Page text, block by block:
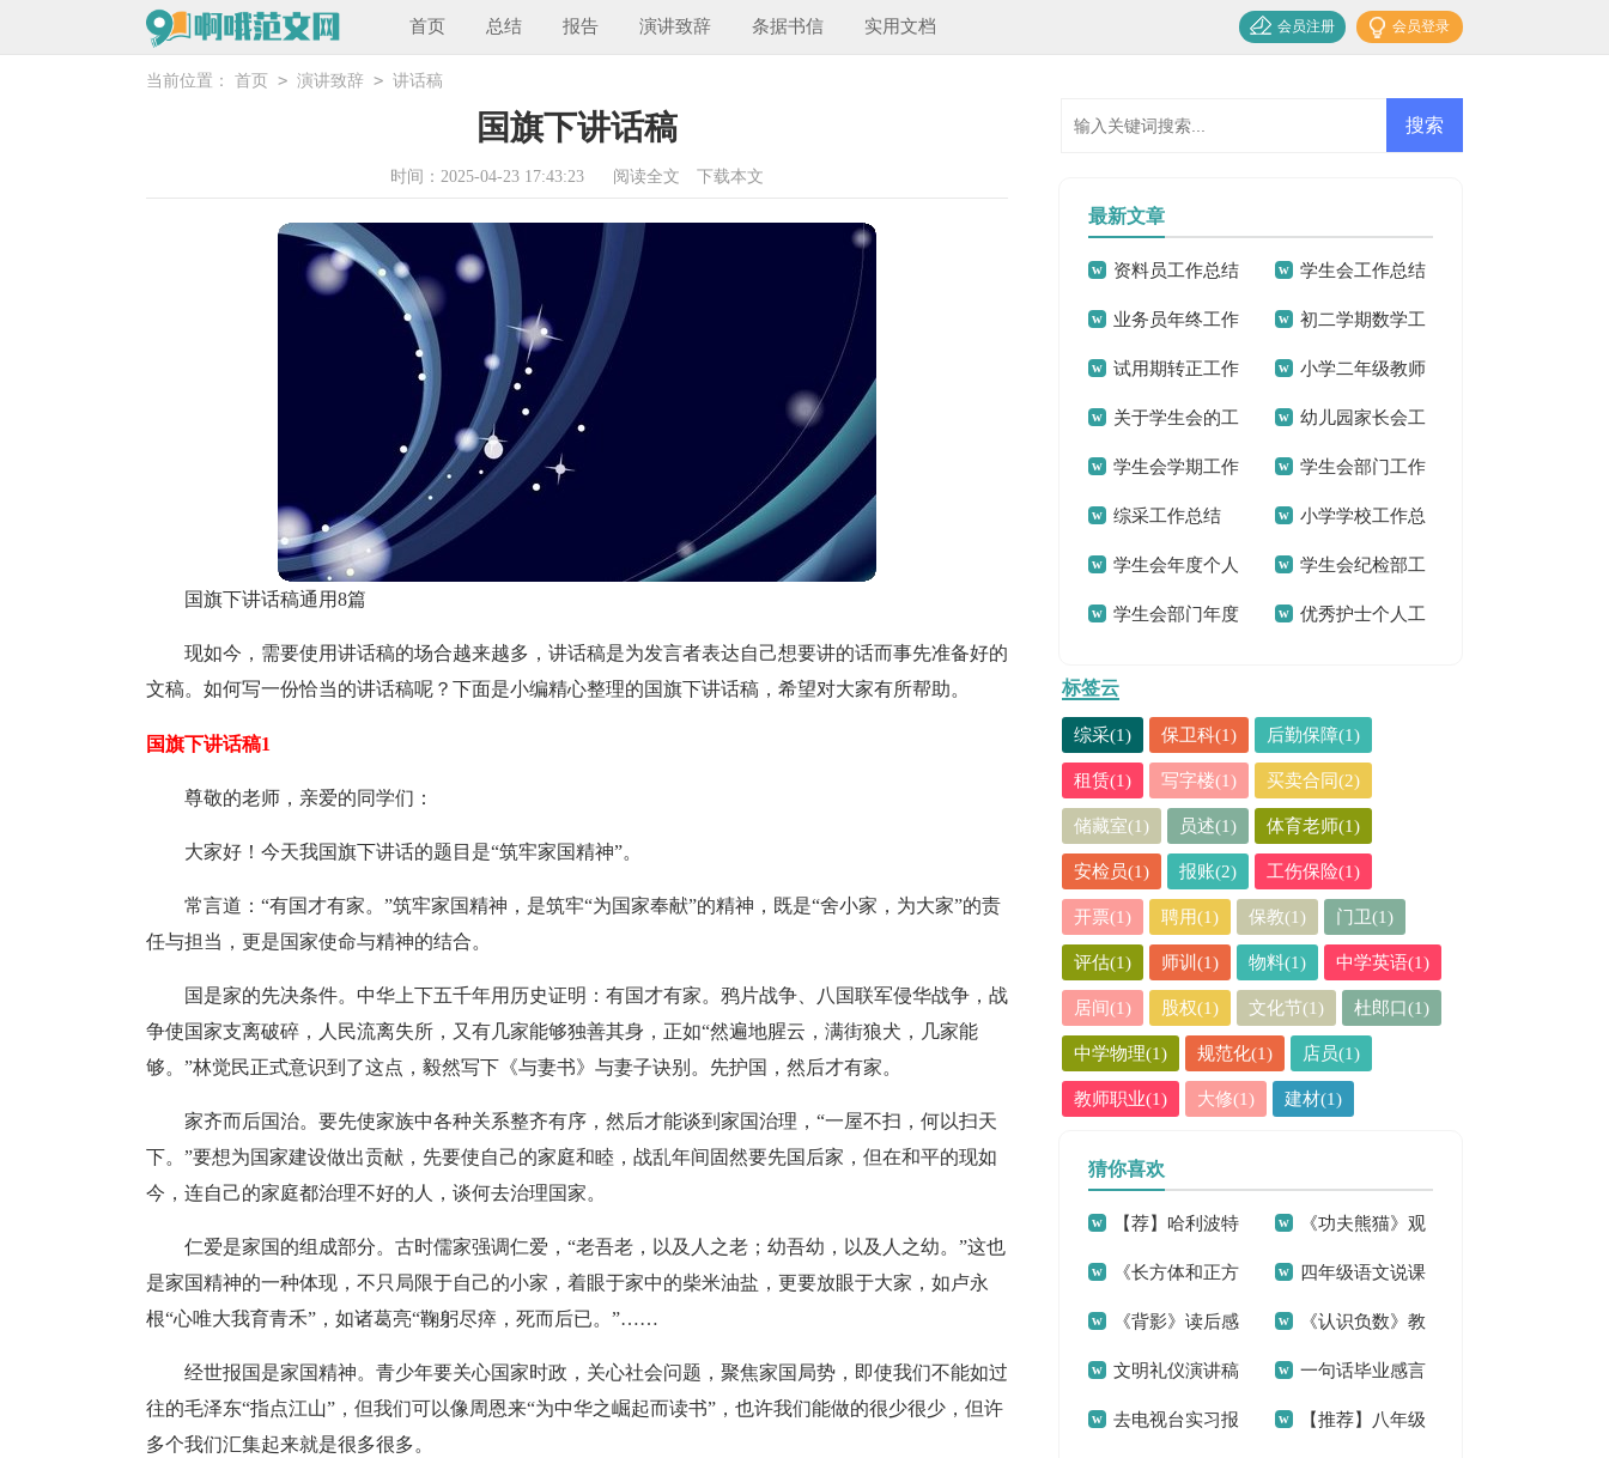
首页 总结 报告 演讲致辞 条据书信 实用文档 会员登录
会员注册
当前位置： 首页 > 演讲致辞 > 讲话稿
国旗下讲话稿
时间：2025-04-23 17:43:23 阅读全文 下载本文
国旗下讲话稿通用8篇
现如今，需要使用讲话稿的场合越来越多，讲话稿是为发言者表达自己想要讲的话而事先准备好的
文稿。如何写一份恰当的讲话稿呢？下面是小编精心整理的国旗下讲话稿，希望对大家有所帮助。
国旗下讲话稿1
尊敬的老师，亲爱的同学们：
大家好！今天我国旗下讲话的题目是“筑牢家国精神”。
常言道：“有国才有家。”筑牢家国精神，是筑牢“为国家奉献”的精神，既是“舍小家，为大家”的责
任与担当，更是国家使命与精神的结合。
国是家的先决条件。中华上下五千年用历史证明：有国才有家。鸦片战争、八国联军侵华战争，战
争使国家支离破碎，人民流离失所，又有几家能够独善其身，正如“然遍地腥云，满街狼犬，几家能
够。”林觉民正式意识到了这点，毅然写下《与妻书》与妻子诀别。先护国，然后才有家。
家齐而后国治。要先使家族中各种关系整齐有序，然后才能谈到家国治理，“一屋不扫，何以扫天
下。”要想为国家建设做出贡献，先要使自己的家庭和睦，战乱年间固然要先国后家，但在和平的现如
今，连自己的家庭都治理不好的人，谈何去治理国家。
仁爱是家国的组成部分。古时儒家强调仁爱，“老吾老，以及人之老；幼吾幼，以及人之幼。”这也
是家国精神的一种体现，不只局限于自己的小家，着眼于家中的柴米油盐，更要放眼于大家，如卢永
根“心唯大我育青禾”，如诸葛亮“鞠躬尽瘁，死而后已。”……
经世报国是家国精神。青少年要关心国家时政，关心社会问题，聚焦家国局势，即使我们不能如过
往的毛泽东“指点江山”，但我们可以像周恩来“为中华之崛起而读书”，也许我们能做的很少很少，但许
多个我们汇集起来就是很多很多。
最新文章
资料员工作总结
15篇
学生会工作总结
业务员年终工作
总结15篇
初二学期数学工
作总结
试用期转正工作
总结汇编15篇
小学二年级教师
工作总结
关于学生会的工
作总结
幼儿园家长会工
作总结15篇
学生会学期工作
总结
学生会部门工作
总结
综采工作总结 小学学校工作总
结
学生会年度个人
工作总结
学生会纪检部工
作总结
学生会部门年度 优秀护士个人工
标签云
综采(1) 保卫科(1) 后勤保障(1)
租赁(1) 写字楼(1) 买卖合同(2)
储藏室(1) 员述(1) 体育老师(1)
安检员(1) 报账(2) 工伤保险(1)
开票(1) 聘用(1) 保教(1) 门卫(1)
评估(1) 师训(1) 物料(1) 中学英语(1)
居间(1) 股权(1) 文化节(1) 杜郎口(1)
中学物理(1) 规范化(1) 店员(1)
教师职业(1) 大修(1) 建材(1)
猜你喜欢
【荐】哈利波特
观后感
《功夫熊猫》观
后感集合15篇
《长方体和正方
体的体积》教学反
思
四年级语文说课
稿范文汇编9篇
《背影》读后感 《认识负数》教
学反思
文明礼仪演讲稿
(15篇)
一句话毕业感言
去电视台实习报 【推荐】八年级